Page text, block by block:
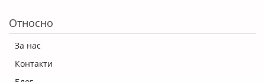
Относно
За нас
Контакти